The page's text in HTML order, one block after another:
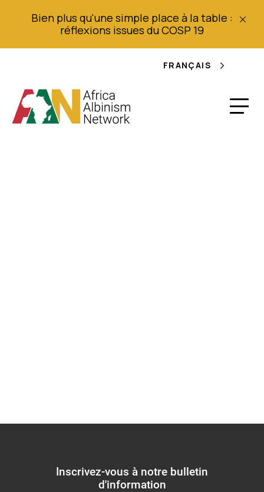
Bien plus qu'une simple place à la table :
réflexions issues du COSP 19
FRANÇAIS
Inscrivez-vous à notre bulletin
d'information